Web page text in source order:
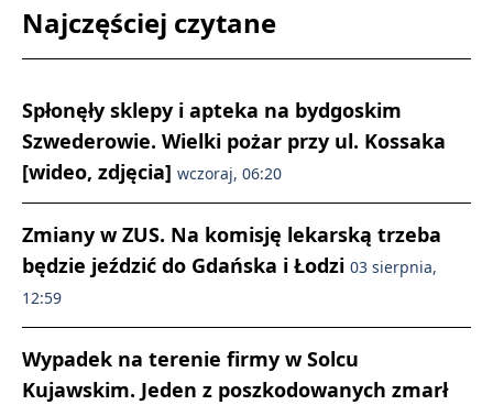
Najczęściej czytane
Spłonęły sklepy i apteka na bydgoskim
Szwederowie. Wielki pożar przy ul. Kossaka
[wideo, zdjęcia] wczoraj, 06:20
Zmiany w ZUS. Na komisję lekarską trzeba
będzie jeździć do Gdańska i Łodzi 03 sierpnia,
12:59
Wypadek na terenie firmy w Solcu
Kujawskim. Jeden z poszkodowanych zmarł